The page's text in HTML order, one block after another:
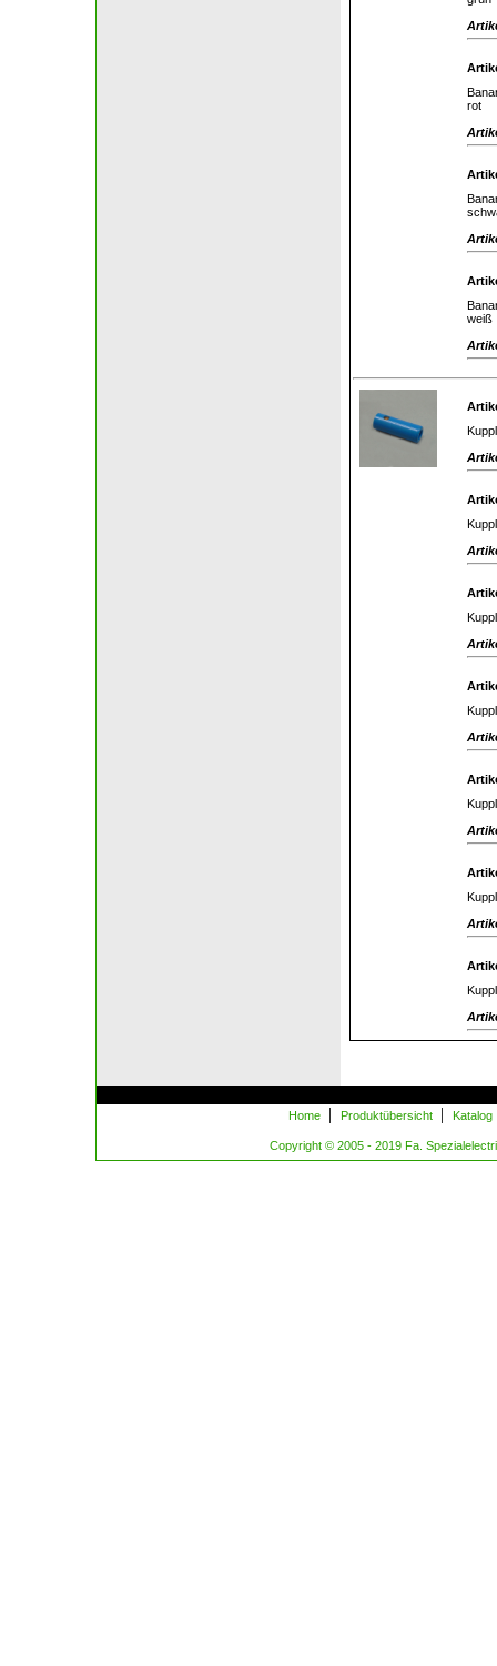
rot
weiß
Home | Produktübersicht | Katalog
Copyright © 2005 - 2019 Fa.